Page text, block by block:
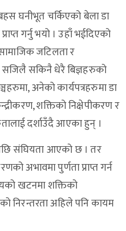
घनीभूत चर्किएको बेला डा
गर्नु भयो । उहाँ भईदिएको
जटिलता र
सजिलै सकिनै धेरै बिज्ञहरुको
अनेको कार्यपत्रहरुमा डा
शक्तिको निक्षेपीकरण र
दर्शाउँदै आएका हुन् ।
संघियता आएको छ । तर
अभावमा पुर्णता प्राप्त गर्न
खटनमा शक्तिको
निरन्तरता अहिले पनि कायम